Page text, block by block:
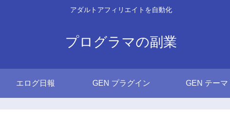
アダルトアフィリエイトを自動化
プログラマの副業
エログ日報 GEN プラグイン GEN テーマ